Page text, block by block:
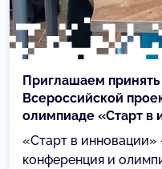
Приглашаем принять
Всероссийской
олимпиаде «Старт в
«Старт в
конференция и